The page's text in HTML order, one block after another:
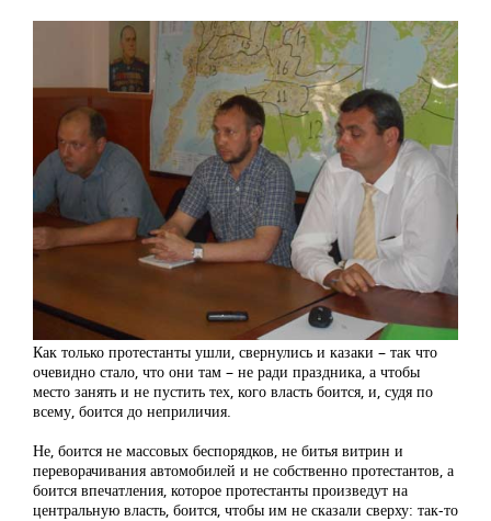
Как только протестанты ушли, свернулись и казаки – так что
очевидно стало, что они там – не ради праздника, а чтобы
место занять и не пустить тех, кого власть боится, и, судя по
всему, боится до неприличия.
Не, боится не массовых беспорядков, не битья витрин и
переворачивания автомобилей и не собственно протестантов, а
боится впечатления, которое протестанты произведут на
центральную власть, боится, чтобы им не сказали сверху: так-то